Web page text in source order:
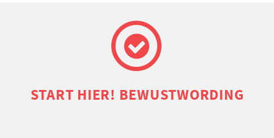
START HIER! BEWUSTWORDING